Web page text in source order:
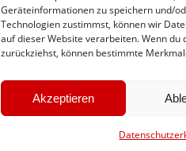
Geräteinformationen zu speichern und/
Technologien zustimmst, können wir
auf dieser Website verarbeiten. Wenn
zurückziehst, können bestimmte
Akzeptieren
Schnellinks